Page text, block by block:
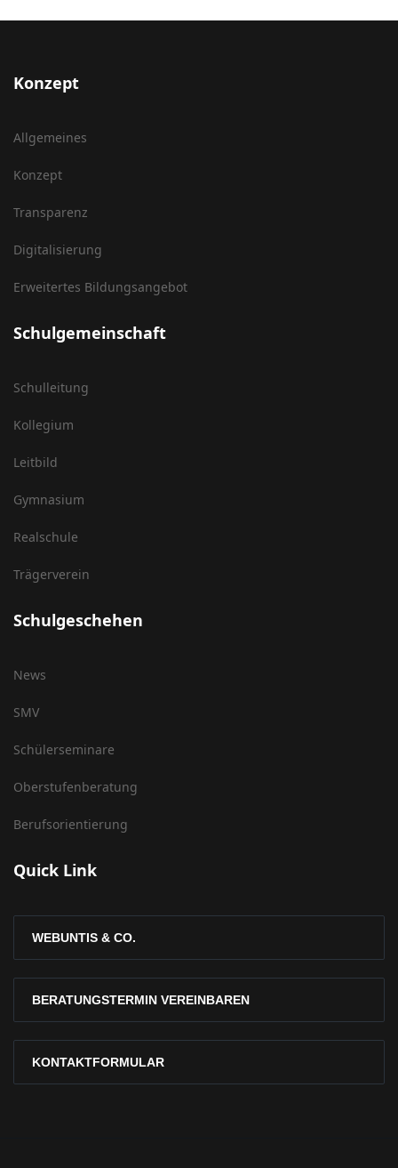
Konzept
Allgemeines
Konzept
Transparenz
Digitalisierung
Erweitertes Bildungsangebot
Schulgemeinschaft
Schulleitung
Kollegium
Leitbild
Gymnasium
Realschule
Trägerverein
Schulgeschehen
News
SMV
Schülerseminare
Oberstufenberatung
Berufsorientierung
Quick Link
WEBUNTIS & CO.
BERATUNGSTERMIN VEREINBAREN
KONTAKTFORMULAR